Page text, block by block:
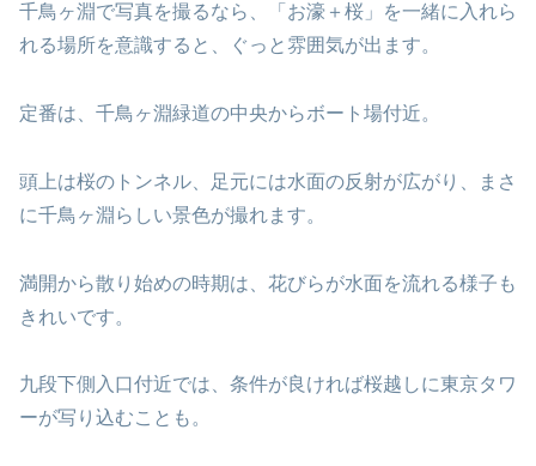
千鳥ヶ淵で写真を撮るなら、「お濠＋桜」を一緒に入れら
れる場所を意識すると、ぐっと雰囲気が出ます。
定番は、千鳥ヶ淵緑道の中央からボート場付近。
頭上は桜のトンネル、足元には水面の反射が広がり、まさ
に千鳥ヶ淵らしい景色が撮れます。
満開から散り始めの時期は、花びらが水面を流れる様子も
きれいです。
九段下側入口付近では、条件が良ければ桜越しに東京タワ
ーが写り込むことも。